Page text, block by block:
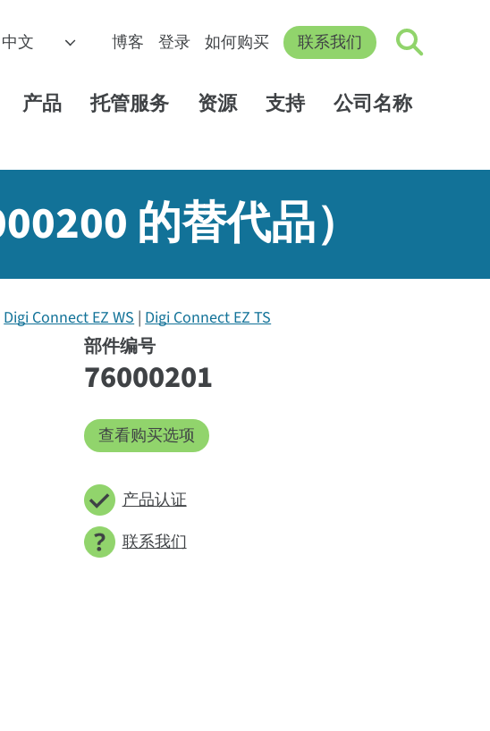
博客 登录 如何购买 联系我们
产品 托管服务 资源 支持 公司名称
的替代品）
Digi Connect EZ WS Digi Connect EZ TS
部件编号
76000201
查看购买选项
产品认证
联系我们